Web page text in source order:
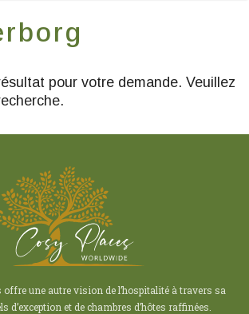
ES
pour votre demande. Veuillez
offre une autre vision de l’hospitalité à travers sa
d’exception et de chambres d’hôtes raffinées.